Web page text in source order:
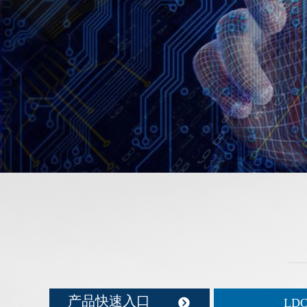
产品快速入口 뀹